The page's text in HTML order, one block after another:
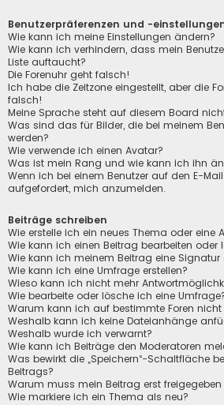
Benutzerpräferenzen und -
Wie kann ich meine Einstellungen ändern?
Wie kann ich verhindern, dass mein
Liste auftaucht?
Die Forenuhr geht falsch!
Ich habe die Zeitzone eingestellt, aber die
falsch!
Meine Sprache steht auf diesem Board
Was sind das für Bilder, die bei meinem
werden?
Wie verwende ich einen Avatar?
Was ist mein Rang und wie kann ich ihn
Wenn ich bei einem Benutzer auf den E-
aufgefordert, mich anzumelden.
Beiträge schreiben
Wie erstelle ich ein neues Thema oder eine
Wie kann ich einen Beitrag bearbeiten oder
Wie kann ich meinem Beitrag eine Signatur
Wie kann ich eine Umfrage erstellen?
Wieso kann ich nicht mehr
Wie bearbeite oder lösche ich eine
Warum kann ich auf bestimmte Foren nicht
Weshalb kann ich keine Dateianhänge
Weshalb wurde ich verwarnt?
Wie kann ich Beiträge den Moderatoren
Was bewirkt die „Speichern“-Schaltfläche
Beitrags?
Warum muss mein Beitrag erst freigegeben
Wie markiere ich ein Thema als neu?